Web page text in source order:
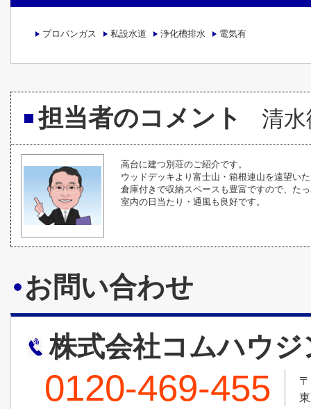
プロパンガス 私設水道 浄化槽排水 電気有
担当者のコメント 清
高台に建つ別荘のご紹介です。
ウッドデッキより富士山・箱根連山を遠望い
倉庫付きで収納スペースも豊富ですので、た
室内の日当たり・通風も良好です。
お問い合わせ
株式会社コムハウジ
0120-469-455